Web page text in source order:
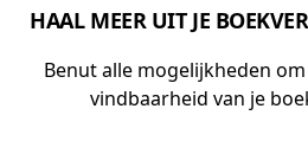
HAAL MEER UIT JE
Benut alle mogelijkheden
vindbaarheid van je